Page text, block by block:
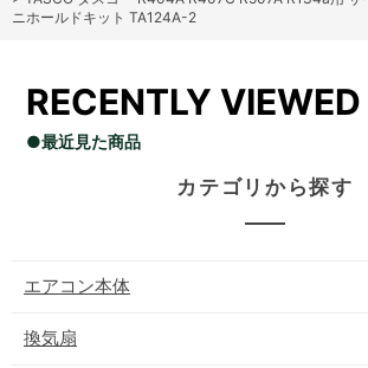
ニホールドキット TA124A-2
RECENTLY VIEWED
●最近見た商品
カテゴリから探す
エアコン本体
換気扇